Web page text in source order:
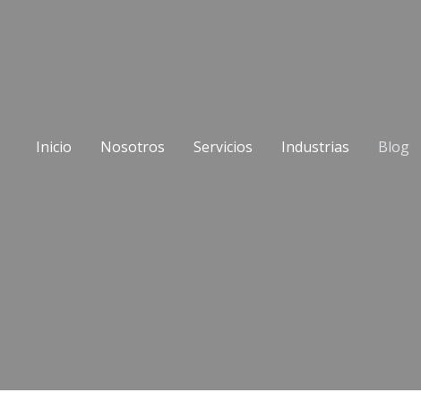
Inicio Nosotros Servicios Industrias Blog